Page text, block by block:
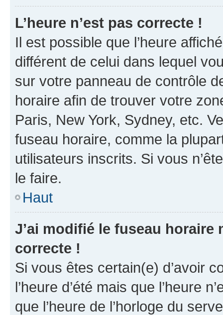
L’heure n’est pas correcte !
Il est possible que l’heure
différent de celui dans lequel
sur votre panneau de contrôle
horaire afin de trouver votre
Paris, New York, Sydney, etc.
fuseau horaire, comme la
utilisateurs inscrits. Si vous
le faire.
Haut
J’ai modifié le fuseau horaire
correcte !
Si vous êtes certain(e) d’avoir
l’heure d’été mais que l’heure
que l’heure de l’horloge du